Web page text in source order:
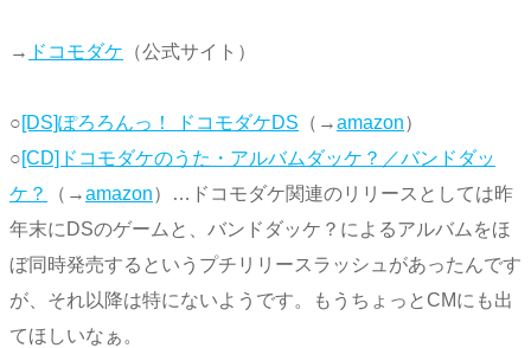
→ ドコモダケ （公式サイト）
○[DS]ぽろろんっ！ ドコモダケDS （→amazon）
○[CD]ドコモダケのうた・アルバムダッケ？／バンドダッ
ケ？
（→amazon）…ドコモダケ関連のリリースとしては昨
年末にDSのゲームと、バンドダッケ？によるアルバムをほ
ぼ同時発売するというプチリリースラッシュがあったんです
が、それ以降は特にないようです。もうちょっとCMにも出
てほしいなぁ。